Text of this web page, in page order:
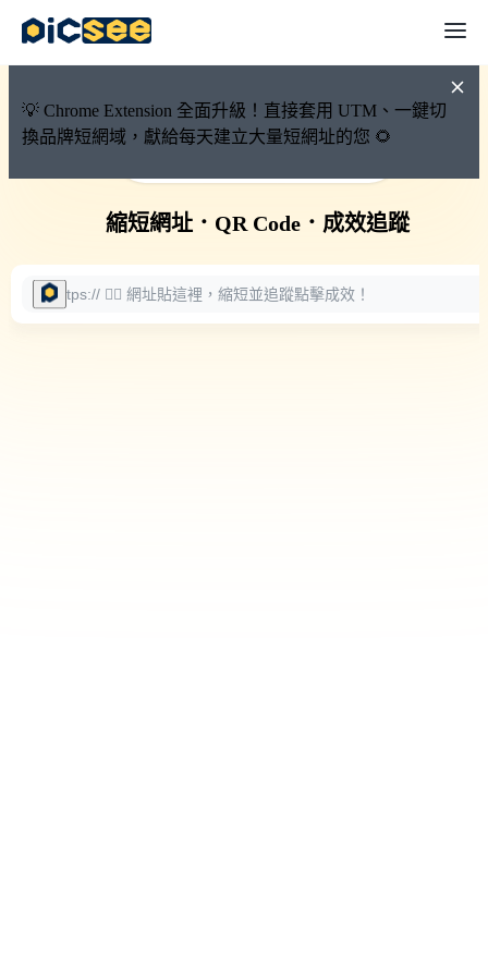
💡 Chrome Extension 全面升級！直接套用 UTM、一鍵切
換品牌短網域，獻給每天建立大量短網址的您 🌻
🚀 PicSee 短網址永久有效
縮短網址． QR Code． 成效追蹤